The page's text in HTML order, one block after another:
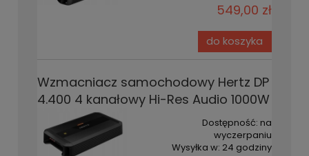
549,00 zł
do koszyka
Wzmacniacz samochodowy Hertz DP
4.400 4 kanałowy Hi-Res Audio 1000W
Dostępność: na
wyczerpaniu
Wysyłka w: 24 godziny